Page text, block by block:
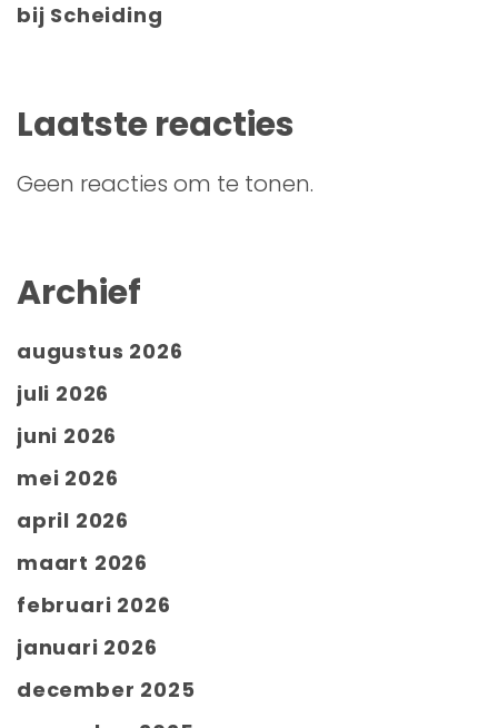
bij Scheiding
Laatste reacties
Geen reacties om te tonen.
Archief
augustus 2026
juli 2026
juni 2026
mei 2026
april 2026
maart 2026
februari 2026
januari 2026
december 2025